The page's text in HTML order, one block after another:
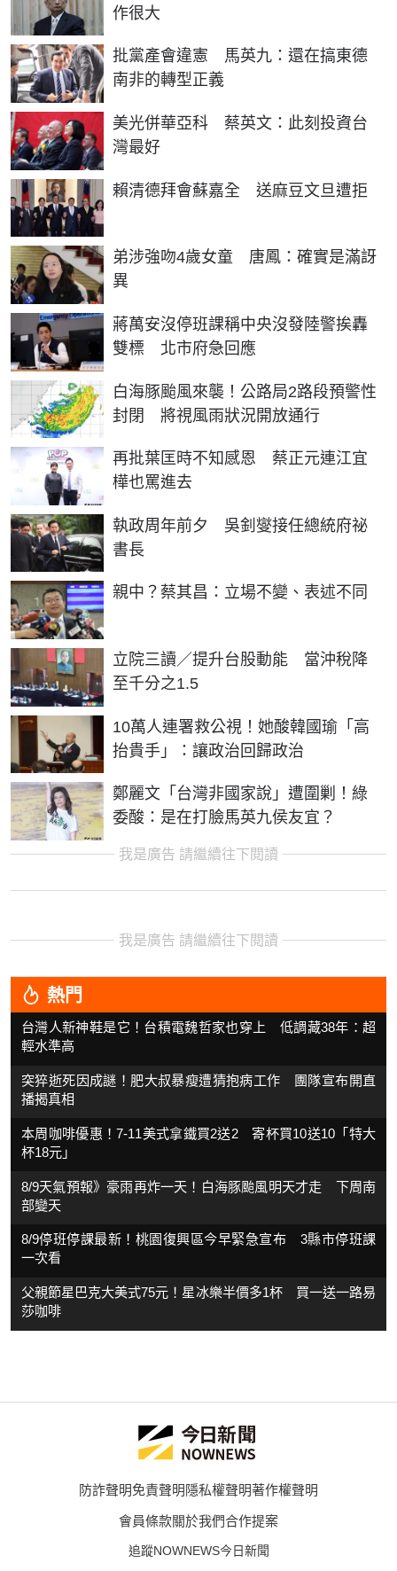
作很大
批黨產會違憲 馬英九：還在搞東德
南非的轉型正義
美光併華亞科 蔡英文：此刻投資台
灣最好
賴清德拜會蘇嘉全 送麻豆文旦遭拒
弟涉強吻4歲女童 唐鳳：確實是滿訝
異
蔣萬安沒停班課稱中央沒發陸警挨轟
雙標 北市府急回應
白海豚颱風來襲！公路局2路段預警性
封閉 將視風雨狀況開放通行
再批葉匡時不知感恩 蔡正元連江宜
樺也罵進去
執政周年前夕 吳釗燮接任總統府祕
書長
親中？蔡其昌：立場不變、表述不同
立院三讀／提升台股動能 當沖稅降
至千分之1.5
10萬人連署救公視！她酸韓國瑜「高
抬貴手」：讓政治回歸政治
鄭麗文「台灣非國家說」遭圍剿！綠
委酸：是在打臉馬英九侯友宜？
我是廣告 請繼續往下閱讀
我是廣告 請繼續往下閱讀
熱門
台灣人新神鞋是它！台積電魏哲家也穿上 低調藏38年：超
輕水準高
突猝逝死因成謎！肥大叔暴瘦遭猜抱病工作 團隊宣布開直
播揭真相
本周咖啡優惠！7-11美式拿鐵買2送2 寄杯買10送10「特大
杯18元」
8/9天氣預報》豪雨再炸一天！白海豚颱風明天才走 下周南
部變天
8/9停班停課最新！桃園復興區今早緊急宣布 3縣市停班課
一次看
父親節星巴克大美式75元！星冰樂半價多1杯 買一送一路易
莎咖啡
防詐聲明免責聲明隱私權聲明著作權聲明
會員條款關於我們合作提案
追蹤NOWNEWS今日新聞